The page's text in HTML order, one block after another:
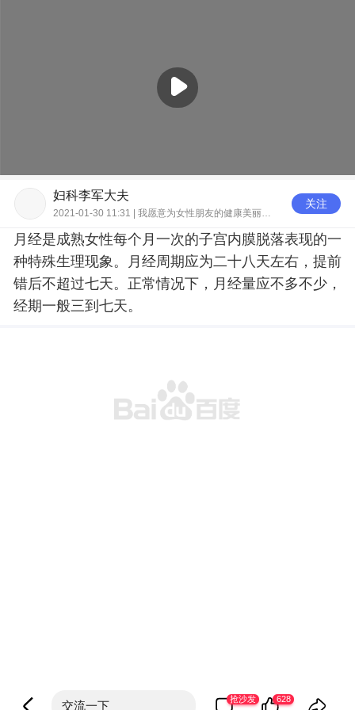
妇科李军大夫
2021-01-30 11:31 | 我愿意为女性朋友的健康美丽保驾护航
关注
月经是成熟女性每个月一次的子宫内膜脱落表现的一
种特殊生理现象。月经周期应为二十八天左右，提前
错后不超过七天。正常情况下，月经量应不多不少，
经期一般三到七天。
交流一下 抢沙发 628